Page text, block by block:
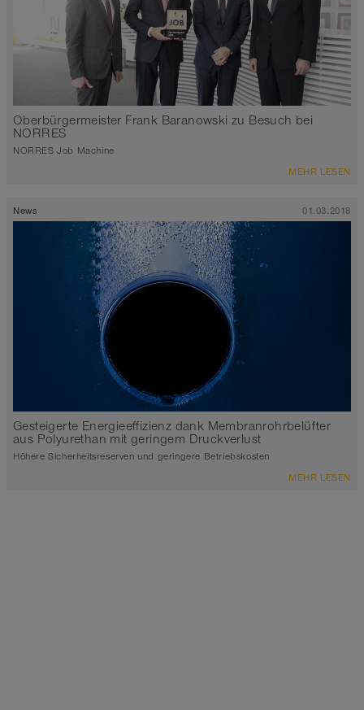
Oberbürgermeister Frank Baranowski zu Besuch bei
NORRES
NORRES Job Machine
MEHR LESEN
News 01.03.2018
Gesteigerte Energieeffizienz dank Membranrohrbelüfter
aus Polyurethan mit geringem Druckverlust
Höhere Sicherheitsreserven und geringere Betriebskosten
MEHR LESEN